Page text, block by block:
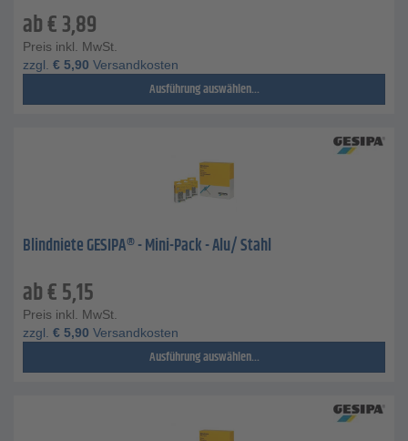
ab€3,89
Preis inkl. MwSt.
zzgl. € 5,90 Versandkosten
Ausführung auswählen...
Blindniete GESIPA® - Mini-Pack - Alu/ Stahl
ab€5,15
Preis inkl. MwSt.
zzgl. € 5,90 Versandkosten
Ausführung auswählen...